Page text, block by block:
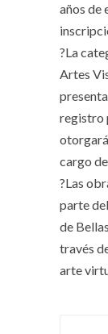
años de
?️La
Artes
registro
cargo
?Las
parte
de
través
arte